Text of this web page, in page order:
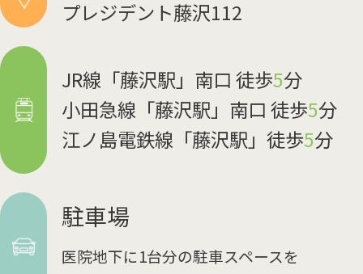
プレジデント藤沢112
JR線「藤沢駅」南口 徒歩5分
小田急線「藤沢駅」南口 徒歩5分
江ノ島電鉄線「藤沢駅」徒歩5分
駐車場
医院地下に1台分の駐車スペースを